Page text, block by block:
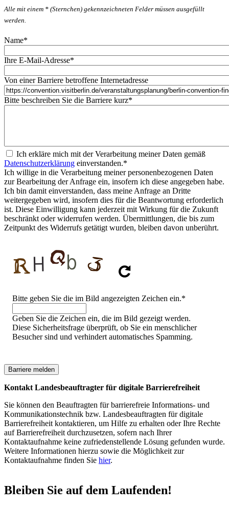
Alle mit einem * (Sternchen) gekennzeichneten Felder müssen ausgefüllt
werden.
Name*
Ihre E-Mail-Adresse*
Von einer Barriere betroffene Internetadresse
Bitte beschreiben Sie die Barriere kurz*
Ich erkläre mich mit der Verarbeitung meiner Daten gemäß
Datenschutzerklärung einverstanden.*
Ich willige in die Verarbeitung meiner personenbezogenen Daten
zur Bearbeitung der Anfrage ein, insofern ich diese angegeben habe.
Ich bin damit einverstanden, dass meine Anfrage an Dritte
weitergegeben wird, insofern dies für die Beantwortung erforderlich
ist. Diese Einwilligung kann jederzeit mit Wirkung für die Zukunft
beschränkt oder widerrufen werden. Übermittlungen, die bis zum
Zeitpunkt des Widerrufs getätigt wurden, bleiben davon unberührt.
Sicherheitsfrage
Bitte geben Sie die im Bild angezeigten Zeichen ein.*
Geben Sie die Zeichen ein, die im Bild gezeigt werden.
Diese Sicherheitsfrage überprüft, ob Sie ein menschlicher
Besucher sind und verhindert automatisches Spamming.
Kontakt Landesbeauftragter für digitale Barrierefreiheit
Sie können den Beauftragten für barrierefreie Informations- und
Kommunikationstechnik bzw. Landesbeauftragten für digitale
Barrierefreiheit kontaktieren, um Hilfe zu erhalten oder Ihre Rechte
auf Barrierefreiheit durchzusetzen, sofern nach Ihrer
Kontaktaufnahme keine zufriedenstellende Lösung gefunden wurde.
Weitere Informationen hierzu sowie die Möglichkeit zur
Kontaktaufnahme finden Sie hier.
Bleiben Sie auf dem Laufenden!